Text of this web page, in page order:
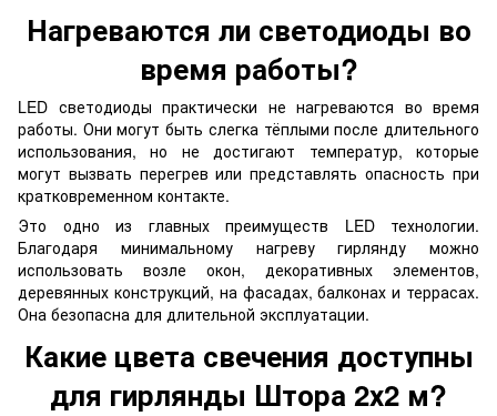
Нагреваются ли светодиоды во
время работы?
LED светодиоды практически не нагреваются во время
работы. Они могут быть слегка тёплыми после длительного
использования, но не достигают температур, которые
могут вызвать перегрев или представлять опасность при
кратковременном контакте.
Это одно из главных преимуществ LED технологии.
Благодаря минимальному нагреву гирлянду можно
использовать возле окон, декоративных элементов,
деревянных конструкций, на фасадах, балконах и террасах.
Она безопасна для длительной эксплуатации.
Какие цвета свечения доступны
для гирлянды Штора 2х2 м?